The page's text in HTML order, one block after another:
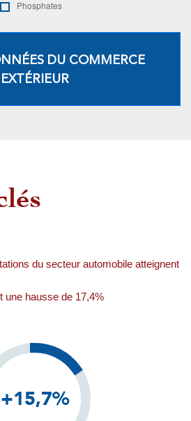
DU COMMERCE
EXTÉRIEUR
du secteur automobile atteignent
soit une hausse de 17,4%
+15,7%